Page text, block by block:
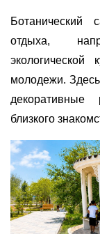
Ботанический
отдыха,
молодежи.
близкого